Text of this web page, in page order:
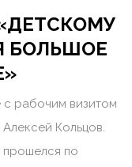
БОЛЬШОЕ
с рабочим визитом
Кольцов.
прошелся по